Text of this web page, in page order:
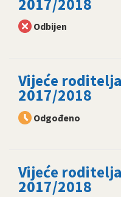
2017/2018
Odbijen
Vijeće
2017/2018
Odgođeno
Vijeće
2017/2018